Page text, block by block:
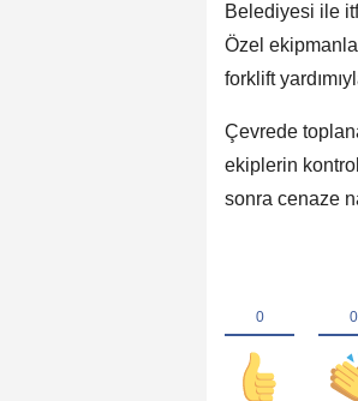
Belediyesi ile
Özel
forklift
Çevrede
ekiplerin
sonra cenaze